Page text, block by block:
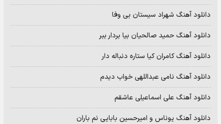
دانلود آهنگ شهراد سیستان بی وفا
دانلود آهنگ حمید صالحیان بیا بردار ببر
دانلود آهنگ کامران کیا ستاره دنباله دار
دانلود آهنگ نامی عبداللهی خواب دیدم
دانلود آهنگ علی اسماعیلی عاشقم
دانلود آهنگ یوناس و امیرحسین بابایی نم باران